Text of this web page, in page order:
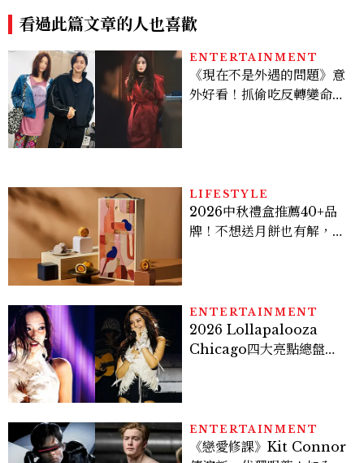
看過此篇文章的人也喜歡
ENTERTAINMENT
《現在不是外遇的問題》意
外好看！抓偷吃反轉變命
LIFESTYLE
2026中秋禮盒推薦40+品
牌！不想送月餅也有解，送
ENTERTAINMENT
2026 Lollapalooza
Chicago四大亮點總盤
ENTERTAINMENT
《戀愛修課》Kit Connor